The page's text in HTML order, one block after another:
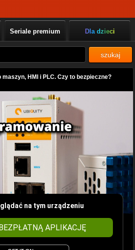
Seriale premium Dla dzieci
szukaj
HMI i PLC. Czy to bezpieczne?
na tym urządzeniu
APLIKACJĘ